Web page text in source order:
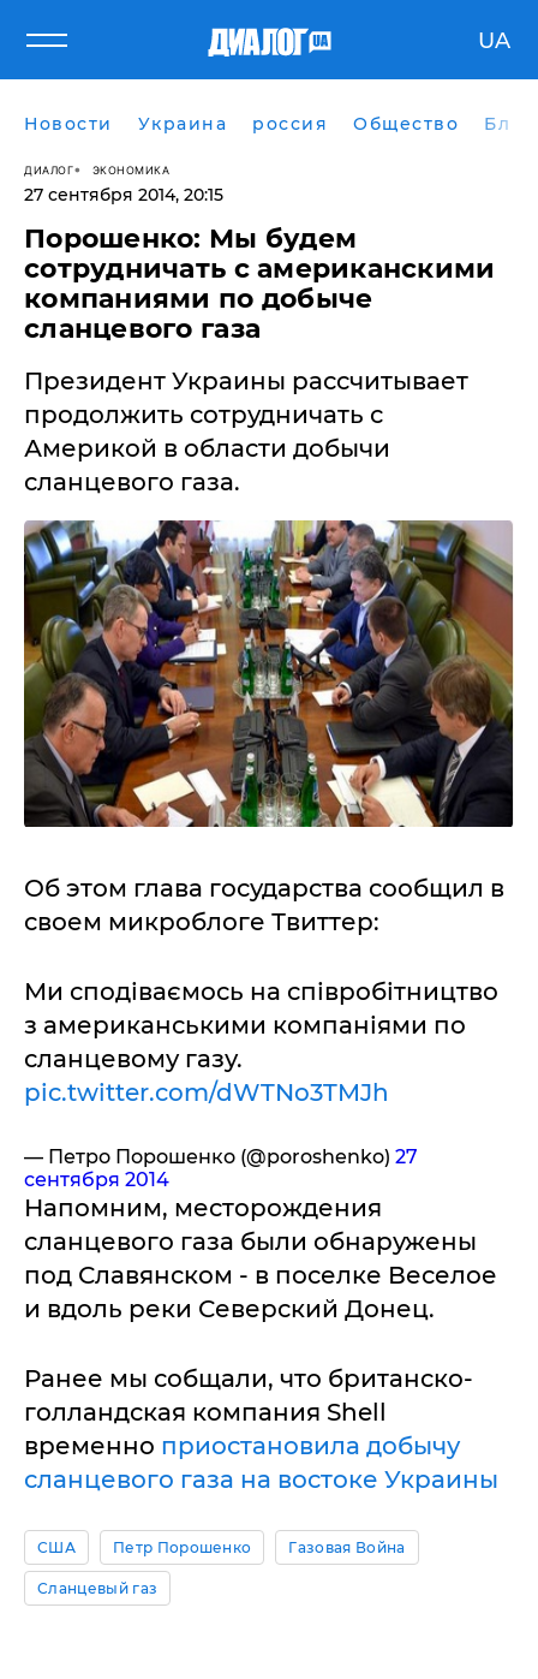
UA
Новости Украина россия Общество
ДИАЛОГ ЭКОНОМИКА
27 сентября 2014, 20:15
Порошенко: Мы будем
сотрудничать с американскими
компаниями по добыче
сланцевого газа
Президент Украины рассчитывает
продолжить сотрудничать с
Америкой в области добычи
сланцевого газа.
Об этом глава государства сообщил в
своем микроблоге Твиттер:
Ми сподіваємось на співробітництво
з американськими компаніями по
сланцевому газу.
pic.twitter.com/dWTNo3TMJh
— Петро Порошенко (@poroshenko) 27
сентября 2014
Напомним, месторождения
сланцевого газа были обнаружены
под Славянском - в поселке Веселое
и вдоль реки Северский Донец.
Ранее мы собщали, что британско-
голландская компания Shell
временно приостановила добычу
сланцевого газа на востоке Украины
США Петр Порошенко Газовая Война
Сланцевый газ